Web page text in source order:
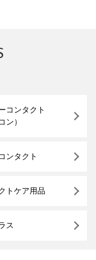
コンタクト
ン）
ンタクト
トケア用品
ス